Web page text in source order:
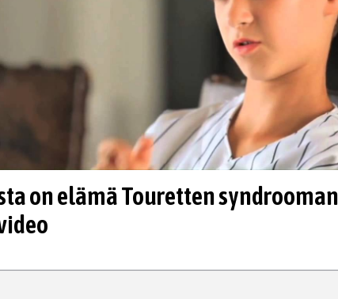
on elämä Touretten